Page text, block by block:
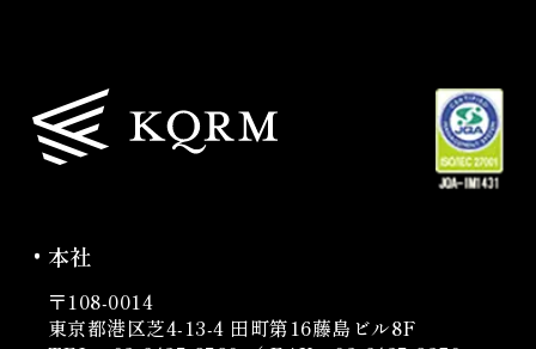
本社
〒108-0014
東京都港区芝4-13-4 田町第16藤島ビル8F